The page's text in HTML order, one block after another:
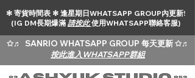
✻ 寄貨時間表 ✻ 逢星期日WHATSAPP GROUP內更新!
(IG DM長期爆滿 請按此使用WHATSAPP聯絡客服)
✩♬
SANRIO WHATSAPP GROUP 每天更新 ✩♬
按此進入WHATSAPP群組